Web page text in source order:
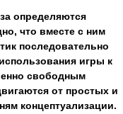
определяются
что вместе с ним
последовательно
игры к
свободным
от простых и
концептуализации.